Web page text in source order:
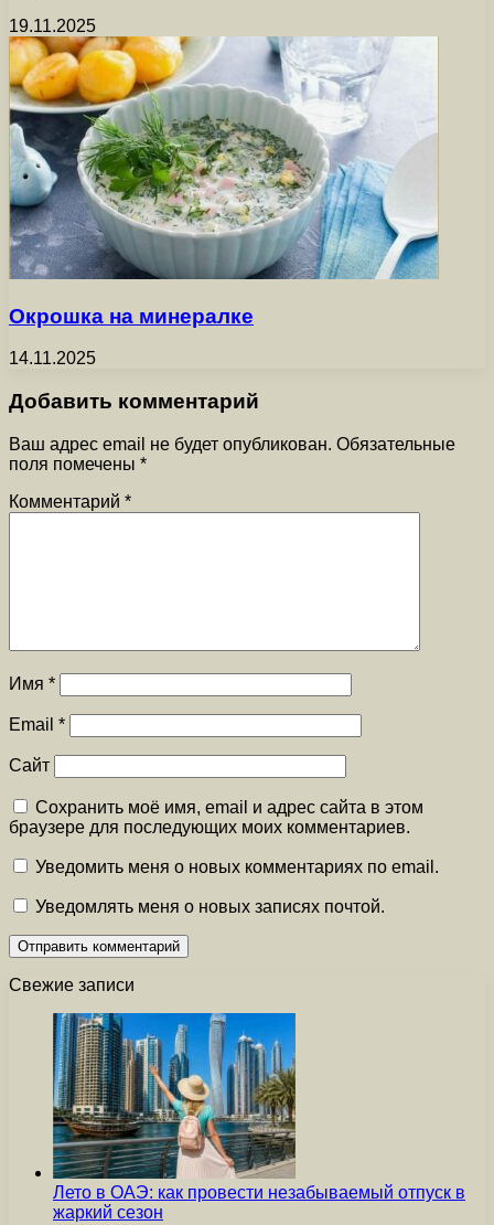
19.11.2025
Окрошка на минералке
14.11.2025
Добавить комментарий
Ваш адрес email не будет опубликован. Обязательные
поля помечены *
Комментарий *
Имя *
Email *
Сайт
Сохранить моё имя, email и адрес сайта в этом
браузере для последующих моих комментариев.
Уведомить меня о новых комментариях по email.
Уведомлять меня о новых записях почтой.
Свежие записи
Лето в ОАЭ: как провести незабываемый отпуск в
жаркий сезон